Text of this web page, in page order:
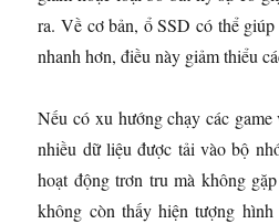
ra. Về cơ bản, ổ SSD có thể
nhanh hơn, điều này giảm thiểu
Nếu có xu hướng chạy các
nhiều dữ liệu được tải vào bộ
hoạt động trơn tru mà không
không còn thấy hiện tượng